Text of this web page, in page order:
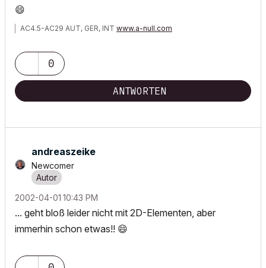
😄
AC4.5-AC29 AUT, GER, INT www.a-null.com
0
ANTWORTEN
andreaszeike
Newcomer
‎2002-04-01 10:43 PM
... geht bloß leider nicht mit 2D-Elementen, aber
immerhin schon etwas!! 😄